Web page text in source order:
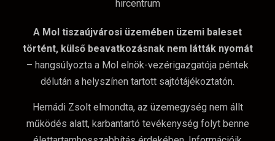
A Mol tiszaújvárosi üzemében üzemi baleset
történt, külső beavatkozásnak nem látták nyomát
– hangsúlyozta a Mol elnök-vezérigazgatója péntek
délután a helyszínen tartott sajtótájékoztatón.
Hernádi Zsolt elmondta, az üzemegység nem állt
működés alatt, karbantartó tevékenység folyt benne